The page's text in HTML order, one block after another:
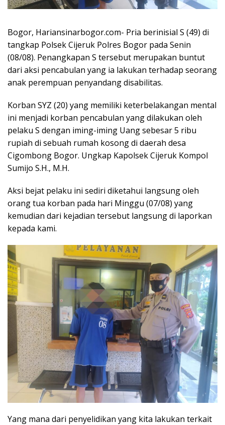
Bogor, Hariansinarbogor.com- Pria berinisial S (49) di
tangkap Polsek Cijeruk Polres Bogor pada Senin
(08/08). Penangkapan S tersebut merupakan buntut
dari aksi pencabulan yang ia lakukan terhadap seorang
anak perempuan penyandang disabilitas.
Korban SYZ (20) yang memiliki keterbelakangan mental
ini menjadi korban pencabulan yang dilakukan oleh
pelaku S dengan iming-iming Uang sebesar 5 ribu
rupiah di sebuah rumah kosong di daerah desa
Cigombong Bogor. Ungkap Kapolsek Cijeruk Kompol
Sumijo S.H., M.H.
Aksi bejat pelaku ini sediri diketahui langsung oleh
orang tua korban pada hari Minggu (07/08) yang
kemudian dari kejadian tersebut langsung di laporkan
kepada kami.
Yang mana dari penyelidikan yang kita lakukan terkait